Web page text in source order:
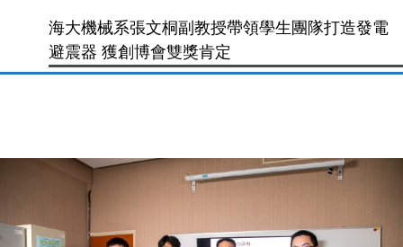
海大機械系張文桐副教授帶領學生團隊打造發電
避震器 獲創博會雙獎肯定